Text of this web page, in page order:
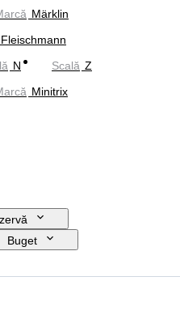
Märklin
Fleischmann
N Scală Z
Minitrix
Buget